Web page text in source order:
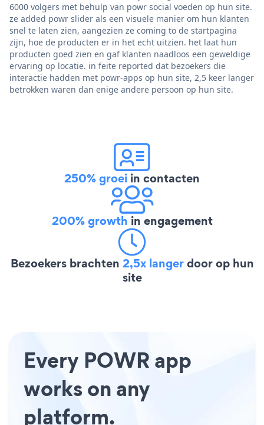
6000 volgers met behulp van powr social voeden op hun site.
ze added powr slider als een visuele manier om hun klanten
snel te laten zien, aangezien ze coming to de startpagina
zijn, hoe de producten er in het echt uitzien. het laat hun
producten goed zien en gaf klanten naadloos een geweldige
ervaring op locatie. in feite reported dat bezoekers die
interactie hadden met powr-apps op hun site, 2,5 keer langer
betrokken waren dan enige andere persoon op hun site.
250% groei in contacten
200% growth in engagement
Bezoekers brachten 2,5x langerdoor op hun
site
Every POWR app
works on any
platform.